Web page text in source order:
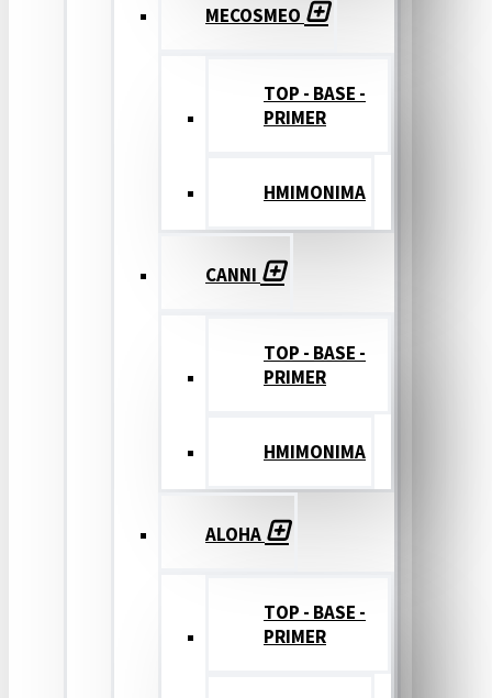
MECOSMEO
TOP - BASE -
PRIMER
ΗΜΙΜΟΝΙΜΑ
CANNI
TOP - BASE -
PRIMER
ΗΜΙΜΟΝΙΜΑ
ALOHA
TOP - BASE -
PRIMER